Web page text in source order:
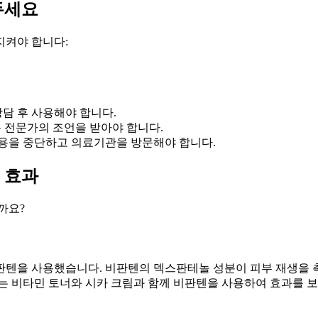
세요
켜야 합니다:
후 사용해야 합니다.
문가의 조언을 받아야 합니다.
을 중단하고 의료기관을 방문해야 합니다.
효과
요?
을 사용했습니다. 비판텐의 덱스판테놀 성분이 피부 재생을
비타민 토너와 시카 크림과 함께 비판텐을 사용하여 효과를